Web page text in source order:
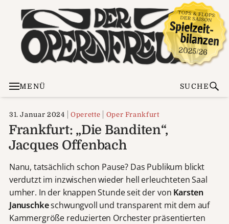
MENÜ SUCHE
31. Januar 2024 Operette Oper Frankfurt
Frankfurt: „Die Banditen“,
Jacques Offenbach
Nanu, tatsächlich schon Pause? Das Publikum blickt
verdutzt im inzwischen wieder hell erleuchteten Saal
umher. In der knappen Stunde seit der von Karsten
Januschkeschwungvoll und transparent mit dem auf
Kammergröße reduzierten Orchester präsentierten